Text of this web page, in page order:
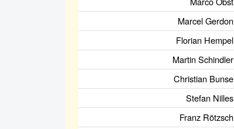
Marcel Gerdon
Florian Hempel
Martin Schindler
Christian Bunse
Stefan Nilles
Franz Rötzsch